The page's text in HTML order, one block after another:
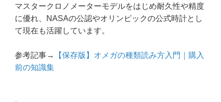
マスタークロノメーターモデルをはじめ耐久性や精度
に優れ、NASAの公認やオリンピックの公式時計とし
て現在も活躍しています。
参考記事→
【保存版】オメガの種類読み方入門｜購入
前の知識集